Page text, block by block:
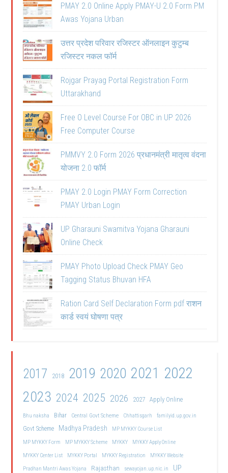
PMAY 2.0 Online Apply PMAY-U 2.0 Form PM
Awas Yojana Urban
उत्तर प्रदेश परिवार रजिस्टर ऑनलाइन कुटुम्ब
रजिस्टर नकल फॉर्म
Rojgar Prayag Portal Registration Form
Uttarakhand
Free O Level Course For OBC in UP 2026
Free Computer Course
PMMVY 2.0 Form 2026 प्रधानमंत्री मातृत्व वंदना
योजना 2.0 फॉर्म
PMAY 2.0 Login PMAY Form Correction
PMAY Urban Login
UP Gharauni Swamitva Yojana Gharauni
Online Check
PMAY Photo Upload Check PMAY Geo
Tagging Status Bhuvan HFA
Ration Card Self Declaration Form pdf राशन
कार्ड स्वयं घोषणा पत्र
2017 2018 2019 2020 2021 2022
2023 2024 2025 2026 2027 Apply Online
Bhu naksha Bihar Central Govt Scheme Chhattisgarh familyid.up.gov.in
Govt Scheme Madhya Pradesh
MP MYKKY Course List
MP MYKKY Form
MP MYKKY Scheme MYKKY
MYKKY Apply Online
MYKKY Center List
MYKKY Portal MYKKY Registration
MYKKY Website
Pradhan Mantri Awas Yojana
Rajasthan sewayojan.up.nic.in UP